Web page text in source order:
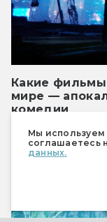
Мы используем
соглашаетесь
данных.
Какие фильмы
мире —
комедии
Месяц инди-
Кино